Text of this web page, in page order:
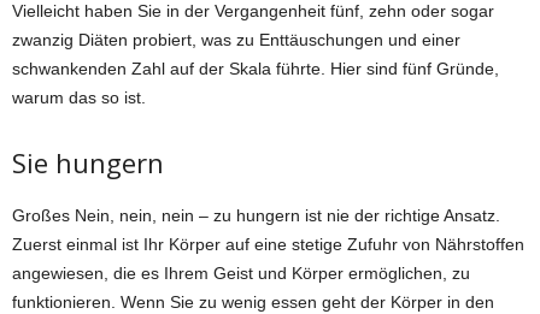
Vielleicht haben Sie in der Vergangenheit fünf, zehn oder sogar
zwanzig Diäten probiert, was zu Enttäuschungen und einer
schwankenden Zahl auf der Skala führte. Hier sind fünf Gründe,
warum das so ist.
Sie hungern
Großes Nein, nein, nein – zu hungern ist nie der richtige Ansatz.
Zuerst einmal ist Ihr Körper auf eine stetige Zufuhr von Nährstoffen
angewiesen, die es Ihrem Geist und Körper ermöglichen, zu
funktionieren. Wenn Sie zu wenig essen geht der Körper in den